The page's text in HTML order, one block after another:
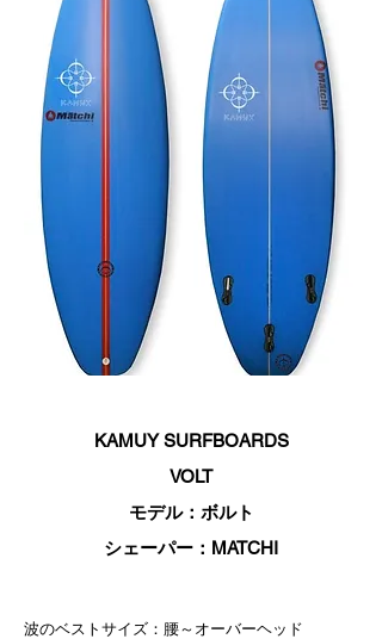
KAMUY SURFBOARDS
VOLT
モデル：ボルト
シェーパー：MATCHI
波のベストサイズ：腰～オーバーヘッド